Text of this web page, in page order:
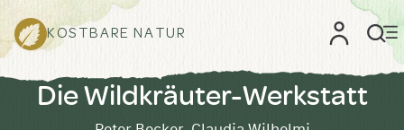
KOSTBARE NATUR
Die Wildkräuter-Werkstatt